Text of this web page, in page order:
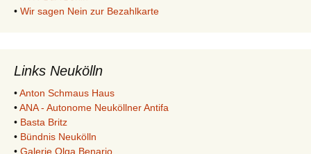
• Wir sagen Nein zur Bezahlkarte
Links Neukölln
•Anton Schmaus Haus
•ANA - Autonome Neuköllner Antifa
• Basta Britz
• Bündnis Neukölln
• Galerie Olga Benario